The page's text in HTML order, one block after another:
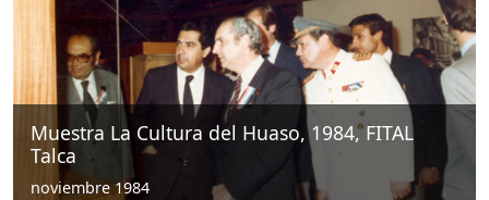
Muestra La Cultura del Huaso, 1984, FITAL
Talca
noviembre 1984